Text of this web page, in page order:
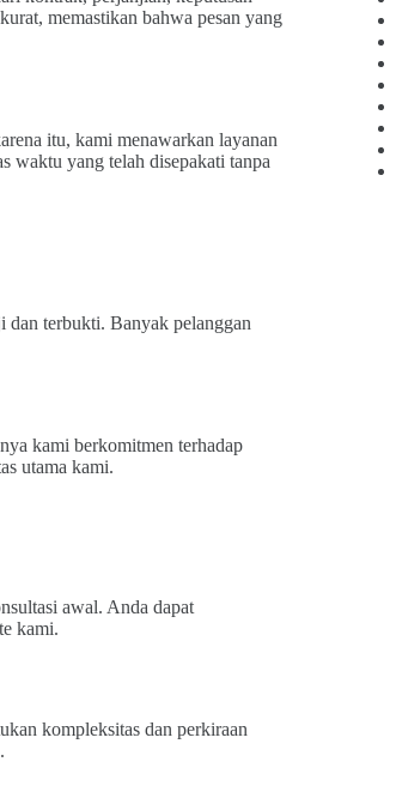
memastikan bahwa pesan yang
itu, kami menawarkan layanan
waktu yang telah disepakati tanpa
dan terbukti. Banyak pelanggan
kami berkomitmen terhadap
utama kami.
awal. Anda dapat
kami.
kompleksitas dan perkiraan